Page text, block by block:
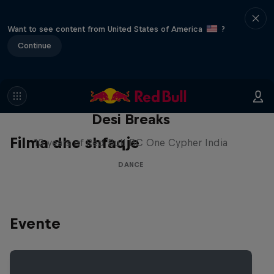
Want to see content from United States of America
?
Continue
Filma dhe shfaqje
Desi Breaks
10 years of Red Bull BC One Cypher India
DANCE
Evente